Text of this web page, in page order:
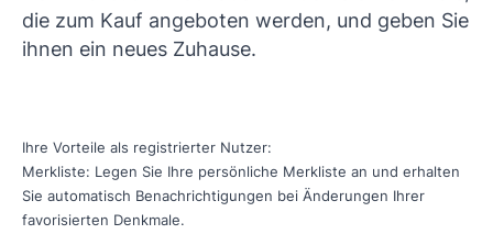
die zum Kauf angeboten werden, und geben Sie
ihnen ein neues Zuhause.
Ihre Vorteile als registrierter Nutzer:
Merkliste: Legen Sie Ihre persönliche Merkliste an und erhalten
Sie automatisch Benachrichtigungen bei Änderungen Ihrer
favorisierten Denkmale.